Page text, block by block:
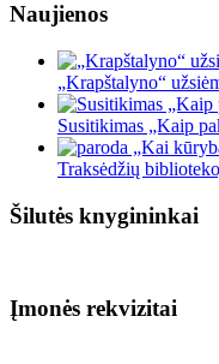
Naujienos
„Krapštalyno“
Susitikimas „Kaip
Traksėdžių
Šilutės knygininkai
Įmonės rekvizitai